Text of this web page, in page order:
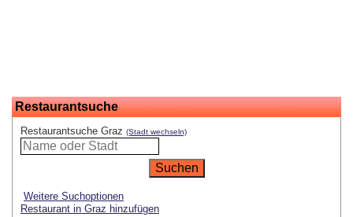
Restaurantsuche
Restaurantsuche Graz (Stadt wechseln)
Weitere Suchoptionen
Restaurant in Graz hinzufügen